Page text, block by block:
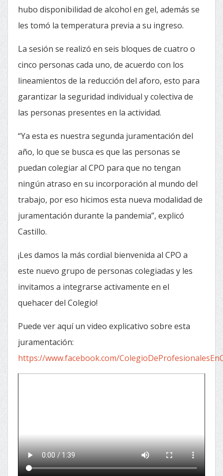
hubo disponibilidad de alcohol en gel, además se
les tomó la temperatura previa a su ingreso.
La sesión se realizó en seis bloques de cuatro o
cinco personas cada uno, de acuerdo con los
lineamientos de la reducción del aforo, esto para
garantizar la seguridad individual y colectiva de
las personas presentes en la actividad.
“Ya esta es nuestra segunda juramentación del
año, lo que se busca es que las personas se
puedan colegiar al CPO para que no tengan
ningún atraso en su incorporación al mundo del
trabajo, por eso hicimos esta nueva modalidad de
juramentación durante la pandemia”, explicó
Castillo.
¡Les damos la más cordial bienvenida al CPO a
este nuevo grupo de personas colegiadas y les
invitamos a integrarse activamente en el
quehacer del Colegio!
Puede ver aquí un video explicativo sobre esta
juramentación:
https://www.facebook.com/